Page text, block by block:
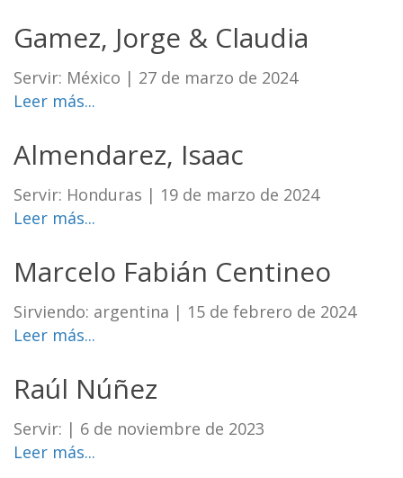
Gamez, Jorge & Claudia
Servir: México | 27 de marzo de 2024
Leer más...
Almendarez, Isaac
Servir: Honduras | 19 de marzo de 2024
Leer más...
Marcelo Fabián Centineo
Sirviendo: argentina | 15 de febrero de 2024
Leer más...
Raúl Núñez
Servir: | 6 de noviembre de 2023
Leer más...